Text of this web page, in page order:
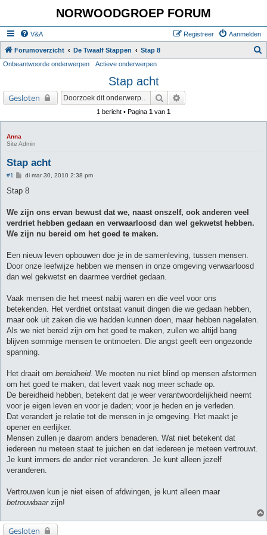
NORWOODGROEP FORUM
V&A Aanmelden
Registreer
Forumoverzicht De Twaalf Stappen Stap 8
Onbeantwoorde onderwerpen Actieve onderwerpen
Stap acht
Gesloten Zoek
1 bericht • Pagina 1 van 1
Anna
Site Admin
Stap acht
#1
B
r
h
di mar 30, 2010 2:38 pm
Stap 8
We zijn ons ervan bewust dat we, naast onszelf, ook anderen veel
verdriet hebben gedaan en verwaarloosd dan wel gekwetst hebben.
We zijn nu bereid om het goed te maken.
Een nieuw leven opbouwen doe je in de samenleving, tussen mensen.
Door onze leefwijze hebben we mensen in onze omgeving verwaarloosd
dan wel gekwetst en daarmee verdriet gedaan.
Vaak mensen die het meest nabij waren en die veel voor ons
betekenden. Het verdriet ontstaat vanuit dingen die we gedaan hebben,
maar ook uit zaken die we hadden kunnen doen, maar hebben nagelaten.
Als we niet bereid zijn om het goed te maken, zullen we altijd bang
blijven sommige mensen te ontmoeten. Die angst geeft een ongezonde
spanning.
Het draait om bereidheid. We moeten nu niet blind op mensen afstormen
om het goed te maken, dat levert vaak nog meer schade op.
De bereidheid hebben, betekent dat je weer verantwoordelijkheid neemt
voor je eigen leven en voor je daden; voor je heden en je verleden.
Dat verandert je relatie tot de mensen in je omgeving. Het maakt je
opener en eerlijker.
Mensen zullen je daarom anders benaderen. Wat niet betekent dat
iedereen nu meteen staat te juichen en dat iedereen je meteen vertrouwt.
Je kunt immers de ander niet veranderen. Je kunt alleen jezelf
veranderen.
Vertrouwen kun je niet eisen of afdwingen, je kunt alleen maar
betrouwbaarzijn!
Gesloten